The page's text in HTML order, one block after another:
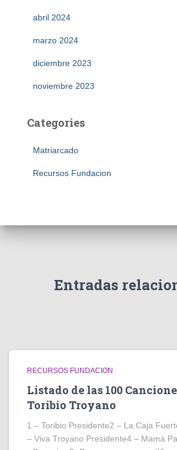
abril 2024
marzo 2024
diciembre 2023
noviembre 2023
Categories
Matriarcado
Recursos Fundacion
Entradas
RECURSOS FUNDACION
Listado de las 100
Toribio Troyano
1 – Toribio Presidente2 – La Caja
– Viva Troyano Presidente4 – Mamá